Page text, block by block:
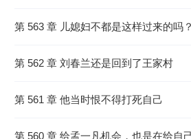
第 563 章 儿媳妇不都是这样过来的吗？
第 562 章 刘春兰还是回到了王家村
第 561 章 他当时恨不得打死自己
第 560 章 给孟一凡机会，也是在给自